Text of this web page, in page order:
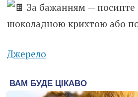
За бажанням — посипте
шоколадною крихтою або
Джерело